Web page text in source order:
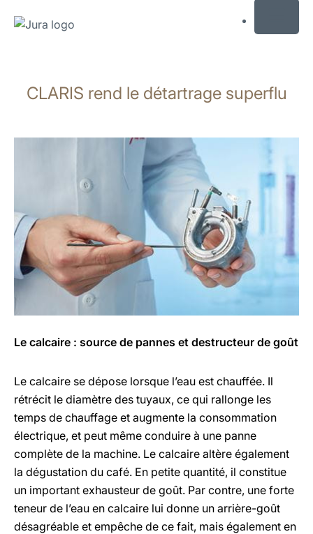
contenu
recherche
CLARIS rend le détartrage superflu
Le calcaire : source de pannes et destructeur de goût
Le calcaire se dépose lorsque l’eau est chauffée. Il
rétrécit le diamètre des tuyaux, ce qui rallonge les
temps de chauffage et augmente la consommation
électrique, et peut même conduire à une panne
complète de la machine. Le calcaire altère également
la dégustation du café. En petite quantité, il constitue
un important exhausteur de goût. Par contre, une forte
teneur de l’eau en calcaire lui donne un arrière-goût
désagréable et empêche de ce fait, mais également en